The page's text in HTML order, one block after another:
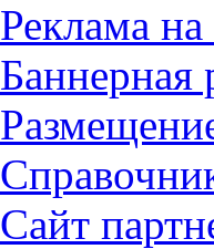
Реклама на
Баннерная
Сайт